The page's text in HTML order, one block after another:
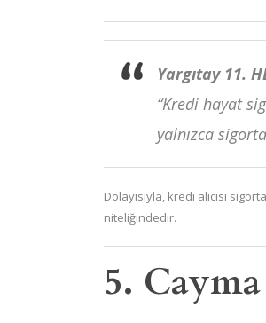
Yargıtay 11.
“Kredi hayat
yalnızca
Dolayısıyla, kredi alıcısı
niteliğindedir.
5.